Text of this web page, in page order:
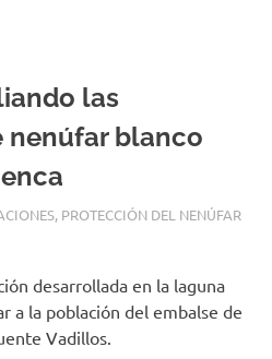
las
nenúfar blanco
, PROTECCIÓN DEL NENÚFAR
desarrollada en la laguna
a la población del embalse de
Vadillos.